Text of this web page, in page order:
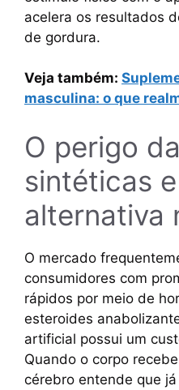
acelera os resultados
de gordura.
Veja também:
masculina: o que
O perigo
sintéticas
alternativa
O mercado
consumidores com
rápidos por meio de
esteroides
artificial possui um
Quando o corpo
cérebro entende que